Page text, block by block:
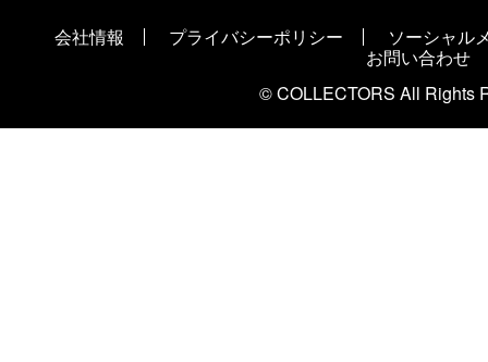
会社情報 プライバシーポリシー
ソーシャル
お問い合わせ
© COLLECTORS All Rights